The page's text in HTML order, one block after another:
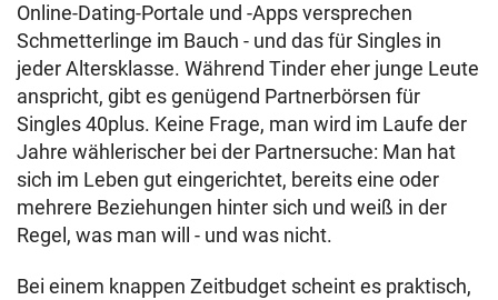
Online-Dating-Portale und -Apps versprechen
Schmetterlinge im Bauch - und das für Singles in
jeder Altersklasse. Während Tinder eher junge Leute
anspricht, gibt es genügend Partnerbörsen für
Singles 40plus. Keine Frage, man wird im Laufe der
Jahre wählerischer bei der Partnersuche: Man hat
sich im Leben gut eingerichtet, bereits eine oder
mehrere Beziehungen hinter sich und weiß in der
Regel, was man will - und was nicht.
Bei einem knappen Zeitbudget scheint es praktisch,